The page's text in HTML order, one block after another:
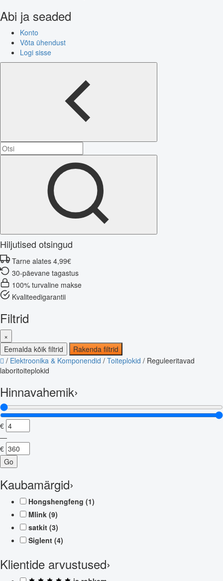
Abi ja seaded
Konto
Võta ühendust
Logi sisse
Hiljutised otsingud
Tarne alates 4,99€
30-päevane tagastus
100% turvaline makse
Kvaliteedigarantii
Filtrid
×
Eemalda kõik filtrid
Rakenda filtrid
/ Elektroonika & Komponendid / Toiteplokid / Reguleeritavad
laboritoiteplokid
Hinnavahemik›
€
—
€
Go
Kaubamärgid›
Hongshengfeng (1)
Mlink (9)
satkit (3)
Siglent (4)
Klientide arvustused›